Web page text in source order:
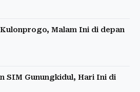
Malam Ini di depan
SIM Gunungkidul, Hari Ini di